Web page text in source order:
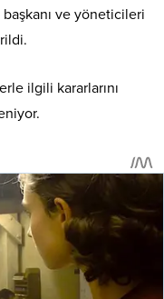
ve yöneticileri
ilgili kararlarını